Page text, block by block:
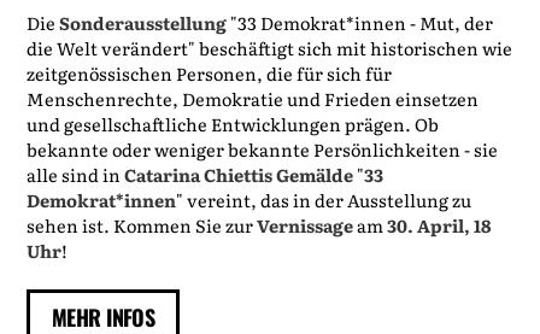
DieSonderausstellung"33 Demokrat*innen - Mut, der
die Welt verändert" beschäftigt sich mit historischen wie
zeitgenössischen Personen, die für sich für
Menschenrechte, Demokratie und Frieden einsetzen
und gesellschaftliche Entwicklungen prägen. Ob
bekannte oder weniger bekannte Persönlichkeiten - sie
alle sind in Catarina ChiettisGemälde"33
Demokrat*innen" vereint, das in der Ausstellung zu
sehen ist. Kommen Sie zurVernissageam30. April, 18
Uhr!
MEHR INFOS